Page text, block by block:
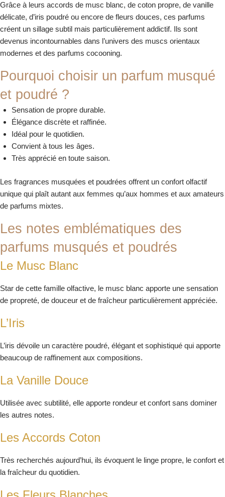
Grâce à leurs accords de musc blanc, de coton propre, de vanille
délicate, d’iris poudré ou encore de fleurs douces, ces parfums
créent un sillage subtil mais particulièrement addictif. Ils sont
devenus incontournables dans l’univers des muscs orientaux
modernes et des parfums cocooning.
Pourquoi choisir un parfum musqué
et poudré ?
Sensation de propre durable.
Élégance discrète et raffinée.
Idéal pour le quotidien.
Convient à tous les âges.
Très apprécié en toute saison.
Les fragrances musquées et poudrées offrent un confort olfactif
unique qui plaît autant aux femmes qu’aux hommes et aux amateurs
de parfums mixtes.
Les notes emblématiques des
parfums musqués et poudrés
Le Musc Blanc
Star de cette famille olfactive, le musc blanc apporte une sensation
de propreté, de douceur et de fraîcheur particulièrement appréciée.
L’Iris
L’iris dévoile un caractère poudré, élégant et sophistiqué qui apporte
beaucoup de raffinement aux compositions.
La Vanille Douce
Utilisée avec subtilité, elle apporte rondeur et confort sans dominer
les autres notes.
Les Accords Coton
Très recherchés aujourd’hui, ils évoquent le linge propre, le confort et
la fraîcheur du quotidien.